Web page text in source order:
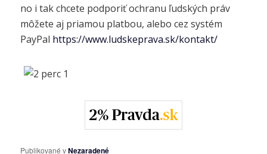
no i tak chcete podporiť ochranu ľudských práv
môžete aj priamou platbou, alebo cez systém
PayPal https://www.ludskeprava.sk/kontakt/
Publikované vNezaradené